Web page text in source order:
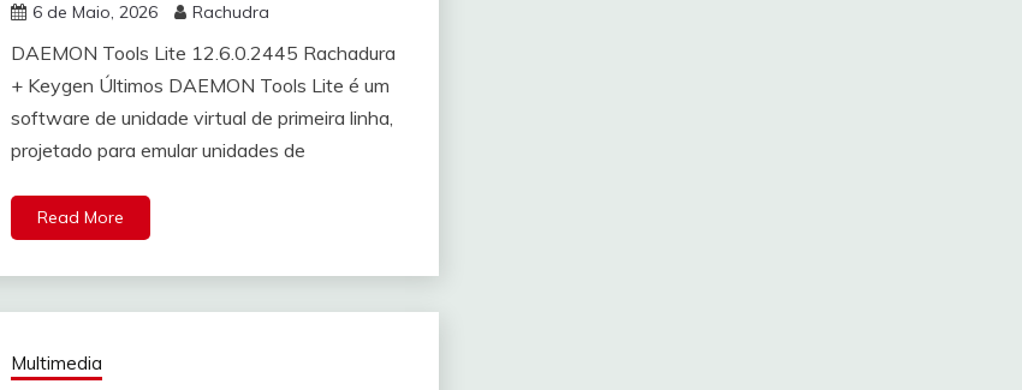
6 de Maio, 2026 Rachudra
DAEMON Tools Lite 12.6.0.2445 Rachadura
+ Keygen Últimos DAEMON Tools Lite é um
software de unidade virtual de primeira linha,
projetado para emular unidades de
Read More
Multimedia